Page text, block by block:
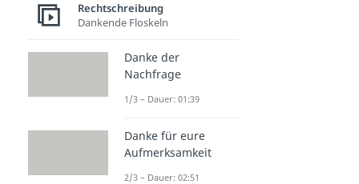
Rechtschreibung
Dankende Floskeln
Danke der
Nachfrage
1/3 – Dauer: 01:39
Danke für eure
Aufmerksamkeit
2/3 – Dauer: 02:51